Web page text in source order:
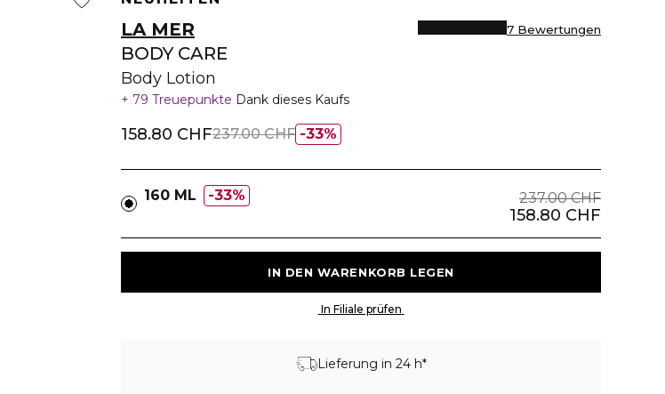
LA MER
BODY CARE
Body Lotion
7 Bewertungen
79 Treuepunkte Dank dieses Kaufs
33%
158.80 CHF237.00 CHF
160 ML 33% 237.00 CHF
158.80 CHF
Lieferung in 24 h*